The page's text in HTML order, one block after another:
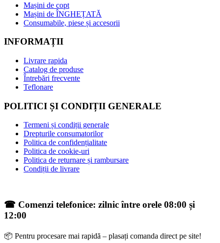
Mașini de copt
Mașini de ÎNGHEȚATĂ
Consumabile, piese și accesorii
INFORMAȚII
Livrare rapida
Catalog de produse
Întrebări frecvente
Teflonare
POLITICI ȘI CONDIȚII GENERALE
Termeni și condiții generale
Drepturile consumatorilor
Politica de confidențialitate
Politica de cookie-uri
Politica de returnare și rambursare
Condiții de livrare
☎ Comenzi telefonice: zilnic între orele 08:00 și
12:00
📦 Pentru procesare mai rapidă – plasați comanda direct pe site!